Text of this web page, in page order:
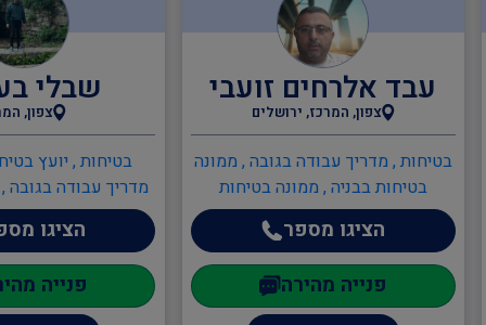
עבד אלרחים זועבי
צפון, המרכז, ירושלים
בטיחות , מדריך עבודה בגובה , ממונה
בטיחות בבניה , ממונה בטיחות
בעבודה , ממונה בטיחות אש , כיבוי
אש , כתיבה/עדכון תיק שטח ,
כתיבה/עדכון תיק מפעל , הקמה,
הכנה ותרגול צוותי חירום מפעליים ,
יועץ בטיחות אש , ממונה בטיחות אש
הציגו מספר
פנייה מהירה
שבלי
צפון,
בטיחות , יועץ
מדריך עבודה בגובה
בעבודה , ממונה
אש , כתיבה/
כתיבה/עדכון
בטיחות אש ,
מהנדסים
הציגו
פנייה